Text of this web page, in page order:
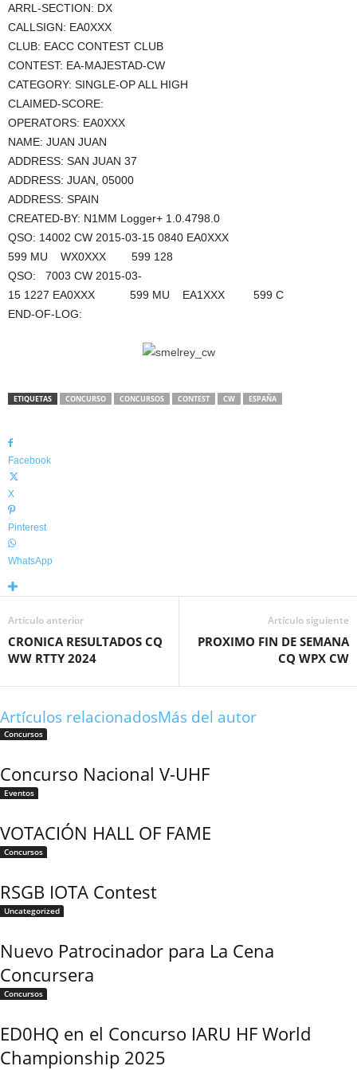
ARRL-SECTION: DX
CALLSIGN: EA0XXX
CLUB: EACC CONTEST CLUB
CONTEST: EA-MAJESTAD-CW
CATEGORY: SINGLE-OP ALL HIGH
CLAIMED-SCORE:
OPERATORS: EA0XXX
NAME: JUAN JUAN
ADDRESS: SAN JUAN 37
ADDRESS: JUAN, 05000
ADDRESS: SPAIN
CREATED-BY: N1MM Logger+ 1.0.4798.0
QSO: 14002 CW 2015-03-15 0840 EA0XXX
599 MU WX0XXX 599 128
QSO: 7003 CW 2015-03-
15 1227 EA0XXX 599 MU EA1XXX 599 C
END-OF-LOG:
ETIQUETAS CONCURSO CONCURSOS CONTEST CW ESPAÑA
Facebook
X
Pinterest
WhatsApp
Artículo anterior
CRONICA RESULTADOS CQ
WW RTTY 2024
Artículo siguiente
PROXIMO FIN DE SEMANA
CQ WPX CW
Artículos relacionadosMás del autor
Concursos
Concurso Nacional V-UHF
Eventos
VOTACIÓN HALL OF FAME
Concursos
RSGB IOTA Contest
Uncategorized
Nuevo Patrocinador para La Cena
Concursera
Concursos
ED0HQ en el Concurso IARU HF World
Championship 2025